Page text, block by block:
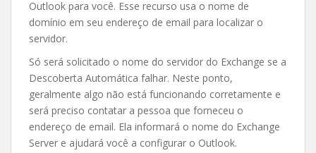
Outlook para você. Esse recurso usa o nome de
domínio em seu endereço de email para localizar o
servidor.
Só será solicitado o nome do servidor do Exchange se a
Descoberta Automática falhar. Neste ponto,
geralmente algo não está funcionando corretamente e
será preciso contatar a pessoa que forneceu o
endereço de email. Ela informará o nome do Exchange
Server e ajudará você a configurar o Outlook.